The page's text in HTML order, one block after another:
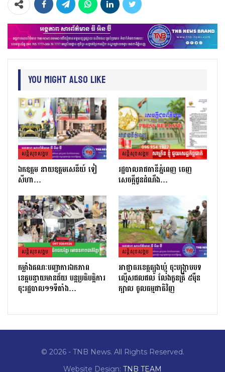
You Might Also Like
សន្តិសុខសង្គម
ឯកឧត្តម នាយឧត្តមសេនីយ៍ ទៀ
សីហា…
សន្តិសុខសង្គម
រដ្ឋបាលរាជធានីភ្នំពេញ ចេញ
សេចក្តីជូនដំណឹង…
សន្តិសុខសង្គម
កម្លាំងគណៈបញ្ជាការឯកភាព
ខេត្ដបន្ទាយមានជ័យ បន្ដប្រតិបត្ដិការ
ចុះរដ្ឋបាល១១ទីតាំង…
សន្តិសុខសង្គម
អាជ្ញាធរខេត្តត្បូងឃ្មុំ ចុះបង្ក្រាបបទ
ល្មើសជលផល លែងកូនត្រី ៥ម៉ឺន
ក្បាល ចូលធម្មជាតិវិញ
© 2026 - TNB News. All Rights Reserved.
Website Design: TNB TEAM